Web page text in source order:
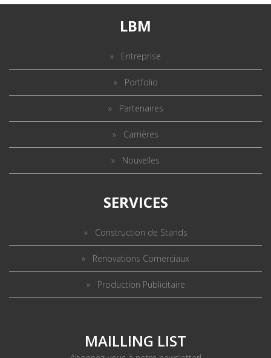
LBM
Entreprise
Portfolio
Partenaires
Carrières
Nouvelles
SERVICES
Construction de Stands
Renovations Comerciaux
Production Publicitaire
MAILLING LIST